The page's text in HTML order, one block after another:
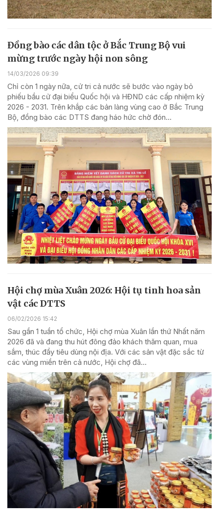
Đồng bào các dân tộc ở Bắc Trung Bộ vui
mừng trước ngày hội non sông
14/03/2026 09:39
Chỉ còn 1 ngày nữa, cử tri cả nước sẽ bước vào ngày bỏ
phiếu bầu cử đại biểu Quốc hội và HĐND các cấp nhiệm kỳ
2026 - 2031. Trên khắp các bản làng vùng cao ở Bắc Trung
Bộ, đồng bào các DTTS đang háo hức chờ đón...
Hội chợ mùa Xuân 2026: Hội tụ tinh hoa sản
vật các DTTS
06/02/2026 15:42
Sau gần 1 tuần tổ chức, Hội chợ mùa Xuân lần thứ Nhất năm
2026 đã và đang thu hút đông đảo khách thăm quan, mua
sắm, thúc đẩy tiêu dùng nội địa. Với các sản vật đặc sắc từ
các vùng miền trên cả nước, Hội chợ đã...